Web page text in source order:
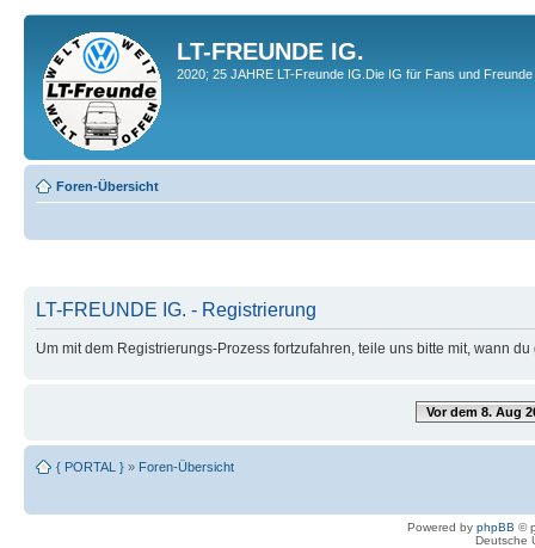
LT-FREUNDE IG.
2020; 25 JAHRE LT-Freunde IG.Die IG für Fans und
Foren-Übersicht
LT-FREUNDE IG. - Registrierung
Um mit dem Registrierungs-Prozess fortzufahren, teile uns bitte mit, wann
Vor dem 8. Aug
{ PORTAL } » Foren-Übersicht
Powered by phpBB ©
Deutsche